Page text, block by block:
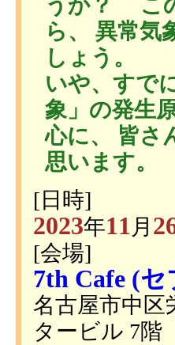
うか？ こ
ら、 異常気
しょう。
いや、すで
象」の発生
心に、 皆さ
思います。
[日時]
2023年11月
[会場]
7th Cafe (
名古屋市中区
タービル 7階